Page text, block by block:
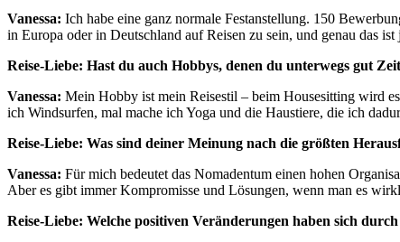
Vanessa: Ich habe eine ganz normale Festanstellung. 150
in Europa oder in Deutschland auf Reisen zu sein, und genau das
Reise-Liebe: Hast du auch Hobbys, denen du unterwegs gut
Vanessa: Mein Hobby ist mein Reisestil – beim Housesitting wird
ich Windsurfen, mal mache ich Yoga und die Haustiere, die ich
Reise-Liebe: Was sind deiner Meinung nach die größten
Vanessa: Für mich bedeutet das Nomadentum einen hohen
Aber es gibt immer Kompromisse und Lösungen, wenn man es
Reise-Liebe: Welche positiven Veränderungen haben sich durch